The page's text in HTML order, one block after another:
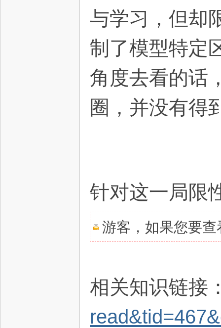
与学习，但却
制了模型特定
角度去看的话
圈，并没有得
针对这一局限
游客，如果您要
相关知识链接